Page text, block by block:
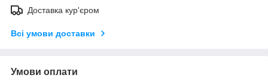
Доставка кур'єром
Всі умови доставки
Умови оплати